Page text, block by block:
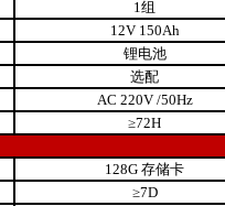
1组
12V 150Ah
锂电池
选配
AC 220V /50Hz
≥72H
128G 存储卡
≥7D